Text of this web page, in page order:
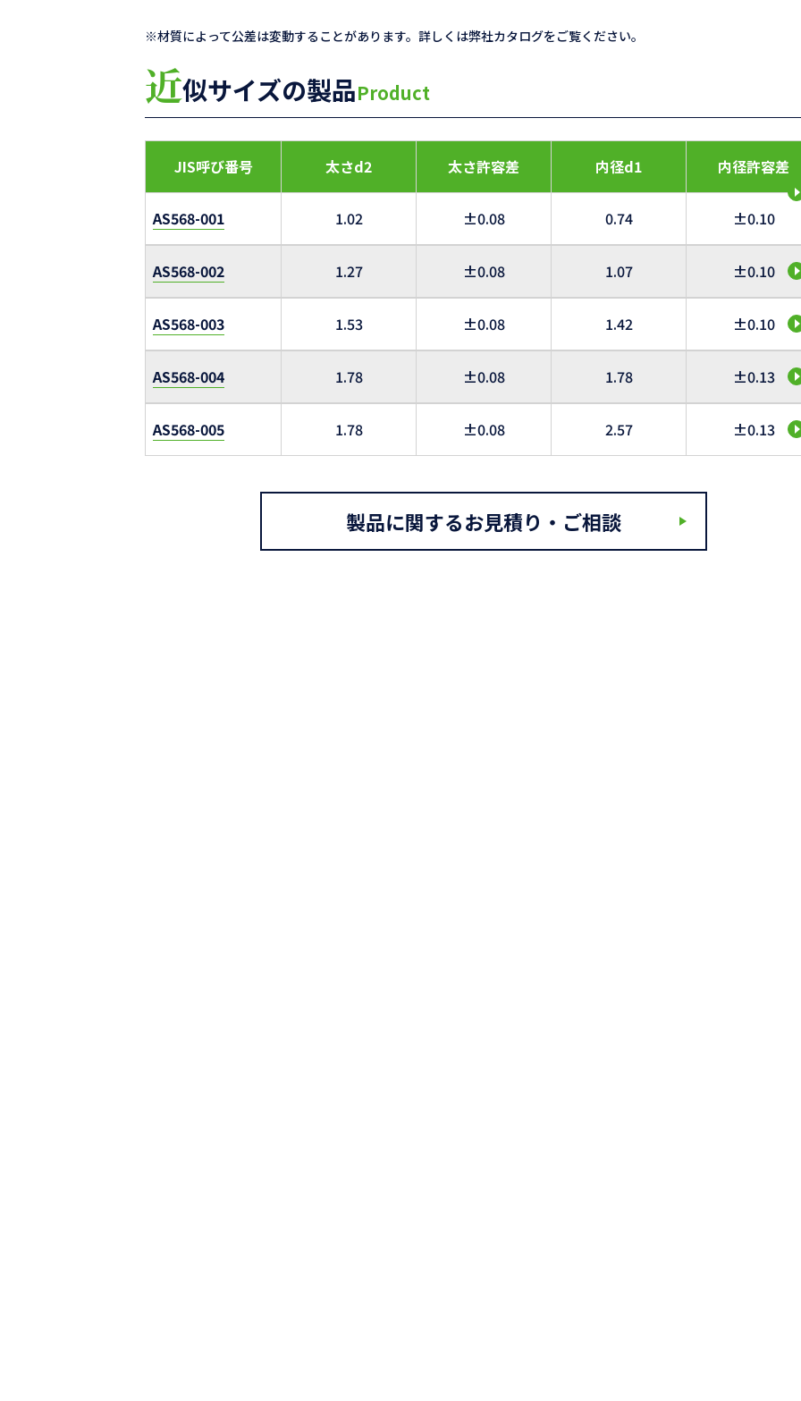
※材質によって公差は変動することがあります。詳しくは弊社カタログをご覧ください。
近似サイズの製品Product
JIS呼び番号 太さd2 太さ許容差 内径d1 内径許容差
AS568-001 1.02 ±0.08 0.74 ±0.10
AS568-002 1.27 ±0.08 1.07 ±0.10
AS568-003 1.53 ±0.08 1.42 ±0.10
AS568-004 1.78 ±0.08 1.78 ±0.13
AS568-005 1.78 ±0.08 2.57 ±0.13
製品に関するお見積り・ご相談